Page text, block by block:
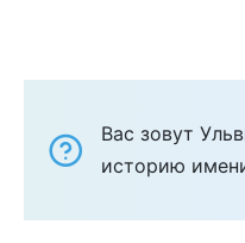
Вас зовут
историю